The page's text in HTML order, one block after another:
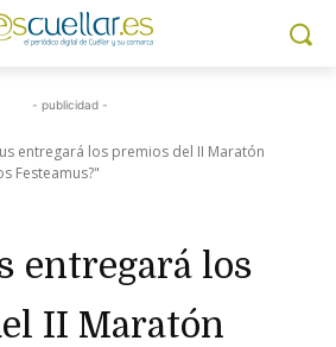
- publicidad -
entregará los premios del II Maratón
Festeamus?"
entregará los
II Maratón